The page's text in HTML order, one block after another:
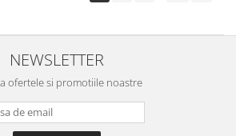
NEWSLETTER
ofertele si promotiile noastre